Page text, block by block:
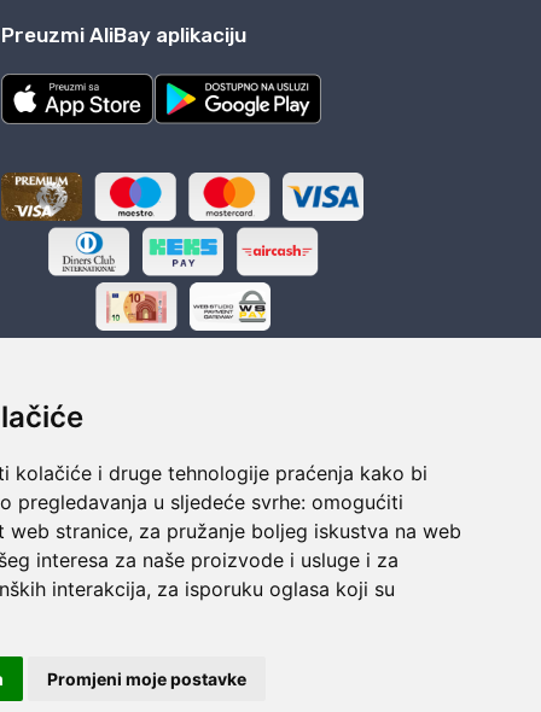
kolačiće i druge tehnologije praćenja kako bi
pregledavanja u sljedeće svrhe: omogućiti
web stranice, za pružanje boljeg iskustva na web
interesa za naše proizvode i usluge i za
interakcija, za isporuku oglasa koji su
Promjeni moje postavke
Preuzmi AliBay aplikaciju
Sigurno obročno plaćanje
Do 24 rata bez kamata